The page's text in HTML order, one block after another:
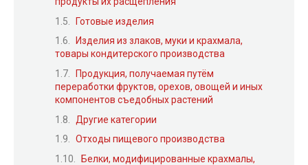
Готовые изделия
Изделия из злаков, муки и крахмала,
товары кондитерского производства
Продукция, получаемая путём
переработки фруктов, орехов, овощей и иных
компонентов съедобных растений
Другие категории
Отходы пищевого производства
Белки, модифицированные крахмалы,